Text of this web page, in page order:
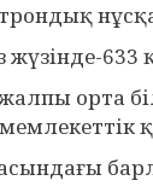
жүзінде-633
орта
мемлекеттік